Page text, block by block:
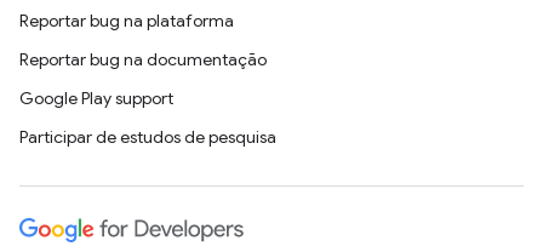
Reportar bug na plataforma
Reportar bug na documentação
Google Play support
Participar de estudos de pesquisa